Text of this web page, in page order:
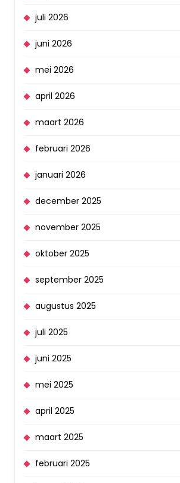
juli 2026
juni 2026
mei 2026
april 2026
maart 2026
februari 2026
januari 2026
december 2025
november 2025
oktober 2025
september 2025
augustus 2025
juli 2025
juni 2025
mei 2025
april 2025
maart 2025
februari 2025